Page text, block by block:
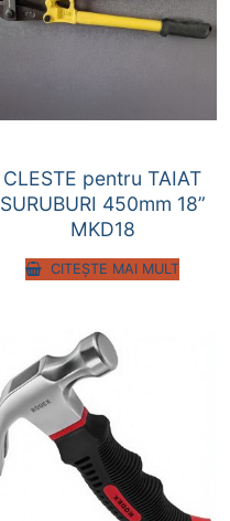
CLESTE pentru TAIAT
SURUBURI 450mm 18”
MKD18
CITEȘTE MAI MULT